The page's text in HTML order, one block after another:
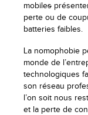
mobiles
perte ou de
batteries faibles.
La nomophobie
monde de
technologiques
son réseau
l’on soit nous
et la perte de